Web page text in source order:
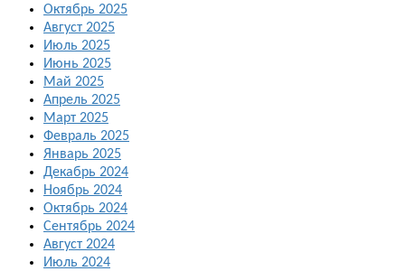
Октябрь 2025
Август 2025
Июль 2025
Июнь 2025
Май 2025
Апрель 2025
Март 2025
Февраль 2025
Январь 2025
Декабрь 2024
Ноябрь 2024
Октябрь 2024
Сентябрь 2024
Август 2024
Июль 2024